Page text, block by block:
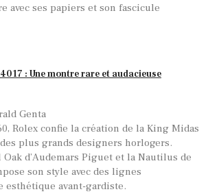
avec ses papiers et son fascicule
: Une montre rare et audacieuse
Genta
Rolex confie la création de la King Midas
des plus grands designers horlogers.
d’Audemars Piguet et la Nautilus de
son style avec des lignes
esthétique avant-gardiste.